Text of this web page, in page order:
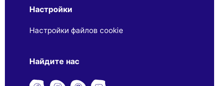
Настройки
Настройки файлов cookie
Найдите нас